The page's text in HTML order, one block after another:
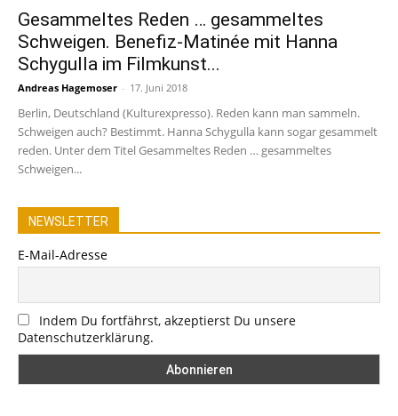
Gesammeltes Reden … gesammeltes
Schweigen. Benefiz-Matinée mit Hanna
Schygulla im Filmkunst...
Andreas Hagemoser - 17. Juni 2018
Berlin, Deutschland (Kulturexpresso). Reden kann man sammeln.
Schweigen auch? Bestimmt. Hanna Schygulla kann sogar gesammelt
reden. Unter dem Titel Gesammeltes Reden … gesammeltes
Schweigen...
NEWSLETTER
E-Mail-Adresse
Indem Du fortfährst, akzeptierst Du unsere
Datenschutzerklärung.